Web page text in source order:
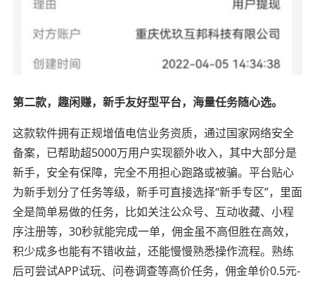
第二款，趣闲赚，新手友好型平台，海量任务随心选。
这款软件拥有正规增值电信业务资质，通过国家网络安全
备案，已帮助超5000万用户实现额外收入，其中大部分是
新手，安全有保障，完全不用担心跑路或被骗。平台贴心
为新手划分了任务等级，新手可直接选择“新手专区”，里面
全是简单易做的任务，比如关注公众号、互动收藏、小程
序注册等，30秒就能完成一单，佣金虽不高但胜在高效，
积少成多也能有不错收益，还能慢慢熟悉操作流程。熟练
后可尝试APP试玩、问卷调查等高价任务，佣金单价0.5元-